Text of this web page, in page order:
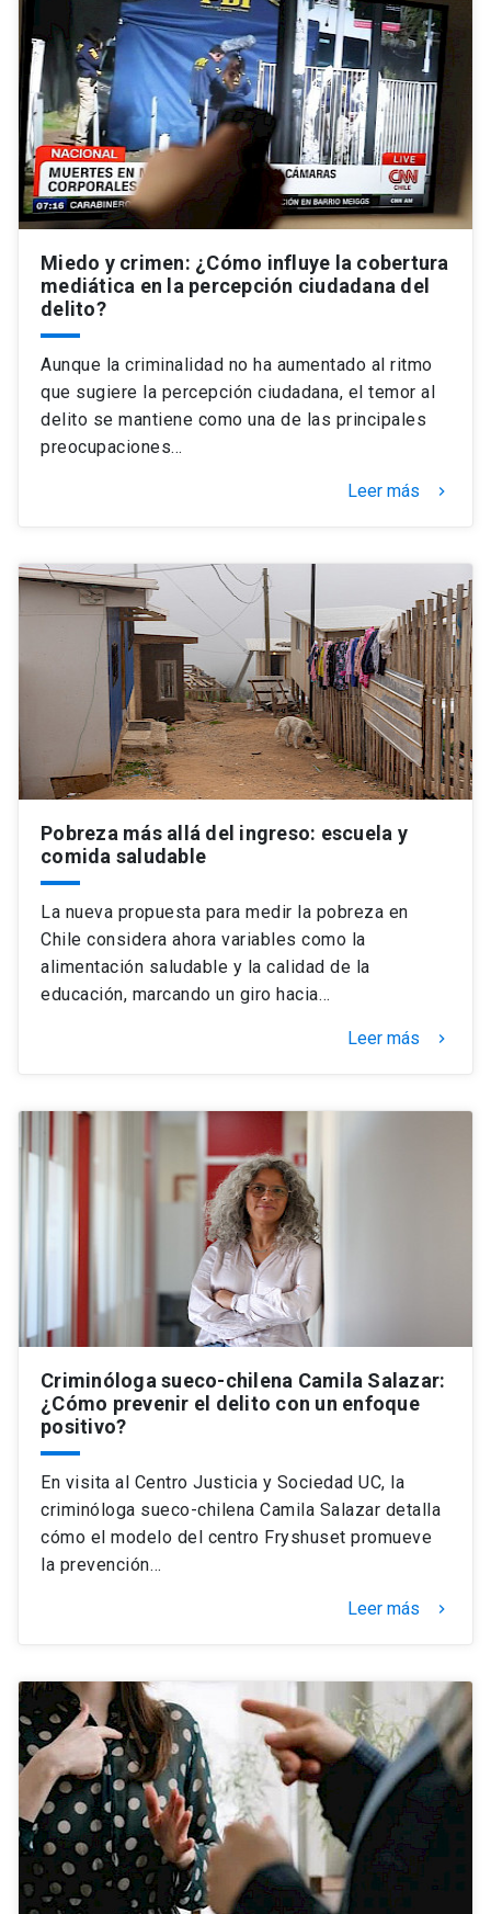
Miedo y crimen: ¿Cómo influye la cobertura
mediática en la percepción ciudadana del
delito?
Aunque la criminalidad no ha aumentado al ritmo
que sugiere la percepción ciudadana, el temor al
delito se mantiene como una de las principales
preocupaciones…
Leer más keyboard_arrow_right
Pobreza más allá del ingreso: escuela y
comida saludable
La nueva propuesta para medir la pobreza en
Chile considera ahora variables como la
alimentación saludable y la calidad de la
educación, marcando un giro hacia…
Leer más keyboard_arrow_right
Criminóloga sueco-chilena Camila Salazar:
¿Cómo prevenir el delito con un enfoque
positivo?
En visita al Centro Justicia y Sociedad UC, la
criminóloga sueco-chilena Camila Salazar detalla
cómo el modelo del centro Fryshuset promueve
la prevención…
Leer más keyboard_arrow_right